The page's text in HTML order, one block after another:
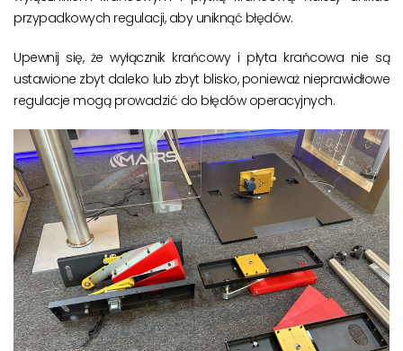
przypadkowych regulacji, aby uniknąć błędów.
Upewnij się, że wyłącznik krańcowy i płyta krańcowa nie są
ustawione zbyt daleko lub zbyt blisko, ponieważ nieprawidłowe
regulacje mogą prowadzić do błędów operacyjnych.